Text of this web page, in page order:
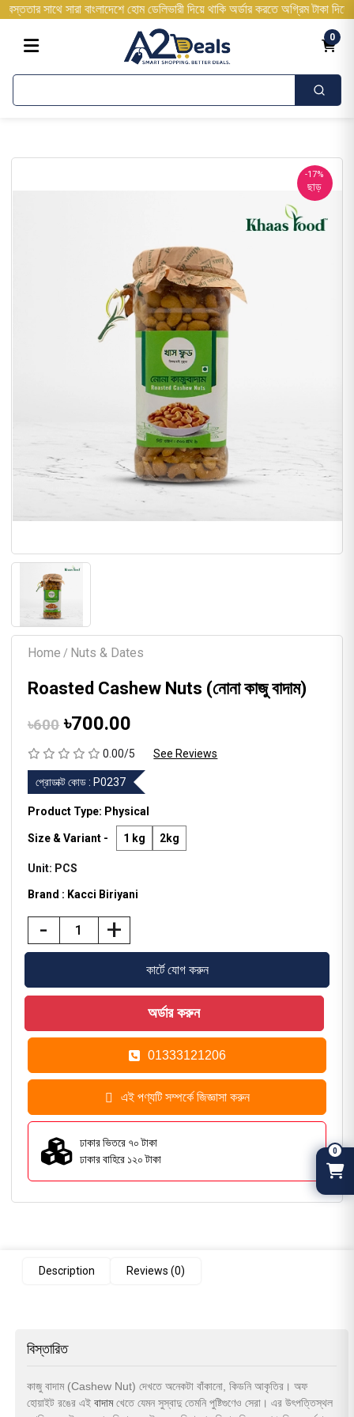
সারা বাংলাদেশে হোম ডেলিভারী দিয়ে থাকি অর্ডার করতে অগ্রিম টাকা দিতে হবে
0
-17%
ছাড়
Home / Nuts & Dates
Roasted Cashew Nuts (নোনা কাজু বাদাম)
৳600 ৳700.00
0.00/5 See Reviews
প্রোডাক্ট কোড : P0237
Product Type: Physical
Size & Variant - 1 kg 2kg
Unit: PCS
Brand : Kacci Biriyani
- +
01333121206
এই পণ্যটি সম্পর্কে জিজ্ঞাসা করুন
ঢাকার ভিতরে ৭০ টাকা
ঢাকার বাহিরে ১২০ টাকা
Description Reviews (0)
বিস্তারিত
কাজু বাদাম (Cashew Nut) দেখতে অনেকটা বাঁকানো, কিডনি আকৃতির। অফ
হোয়াইট রঙের এইবাদামখেতে যেমন সুস্বাদু তেমনি পুষ্টিগুণেও সেরা। এর উৎপত্তিস্থল
0